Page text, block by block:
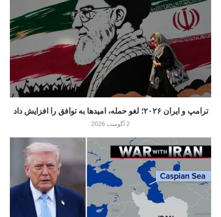
ترامپ و ایران ۲۰۲۶؛ لغو حمله، امیدها به توافق را افزایش داد
2 آگوست 2026